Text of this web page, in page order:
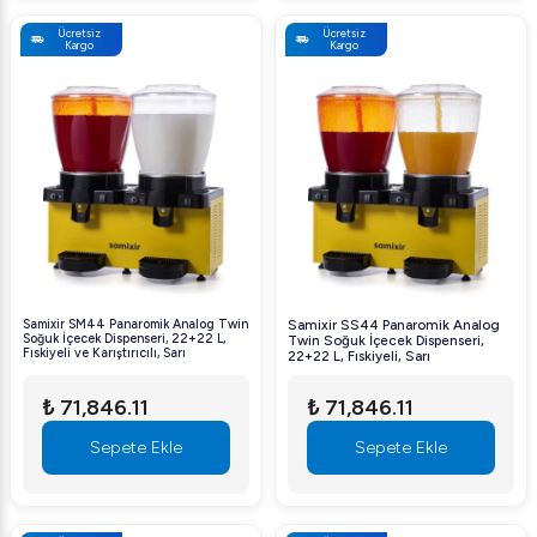
Ücretsiz
Kargo
Samixir SM44 Panaromik Analog Twin
Soğuk İçecek Dispenseri, 22+22 L,
Fıskiyeli ve Karıştırıcılı, Sarı
₺ 71,846.11
Sepete Ekle
Ücretsiz
Kargo
Samixir SS44 Panaromik Analog
Twin Soğuk İçecek Dispenseri,
22+22 L, Fıskiyeli, Sarı
₺ 71,846.11
Sepete Ekle